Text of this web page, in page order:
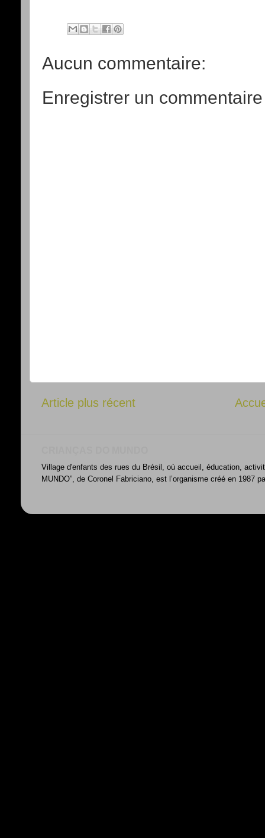
Aucun commentaire:
Enregistrer un commentaire
Article plus récent
Village d'enfants des rues du Brésil, où accueil, éducation,
MUNDO”, de Coronel Fabriciano, est l’organisme créé en